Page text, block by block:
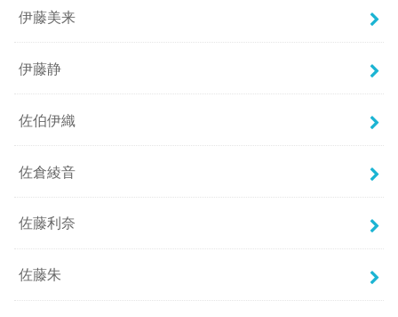
伊藤美来
伊藤静
佐伯伊織
佐倉綾音
佐藤利奈
佐藤朱